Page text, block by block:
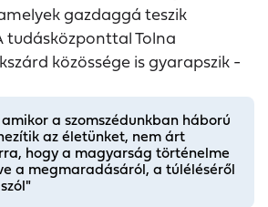
gazdaggá teszik
tudásközponttal Tolna
közössége is gyarapszik -
a szomszédunkban háború
az életünket, nem árt
hogy a magyarság történelme
a megmaradásáról, a túléléséről